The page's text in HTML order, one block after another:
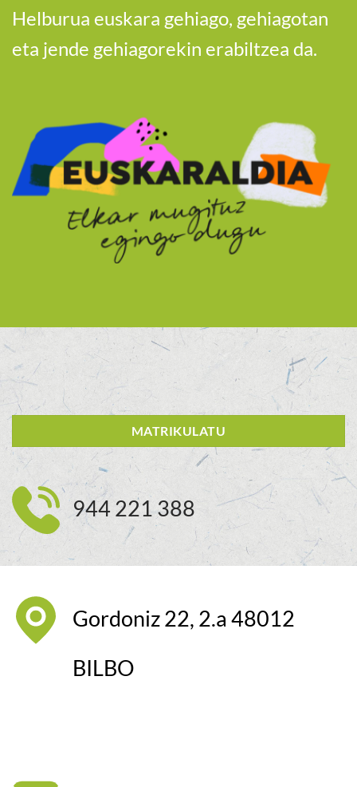
Helburua euskara gehiago, gehiagotan
eta jende gehiagorekin erabiltzea da.
MATRIKULATU
944 221 388
Gordoniz 22, 2.a 48012
BILBO